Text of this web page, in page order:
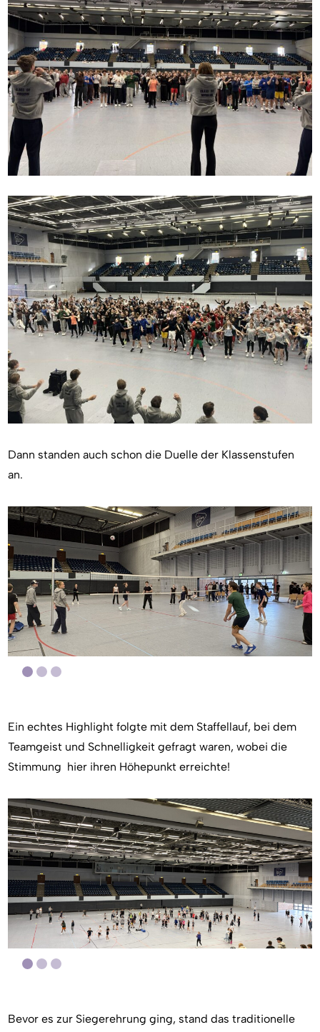
Dann standen auch schon die Duelle der Klassenstufen
an.
Ein echtes Highlight folgte mit dem Staffellauf, bei dem
Teamgeist und Schnelligkeit gefragt waren, wobei die
Stimmung hier ihren Höhepunkt erreichte!
Bevor es zur Siegerehrung ging, stand das traditionelle